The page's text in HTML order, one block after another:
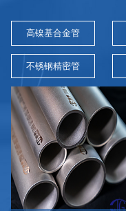
高镍基合金管
不锈钢精密管